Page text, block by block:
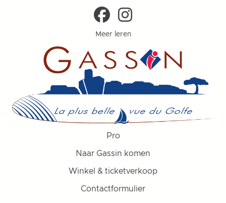
Meer leren
Pro
Naar Gassin komen
Winkel & ticketverkoop
Contactformulier